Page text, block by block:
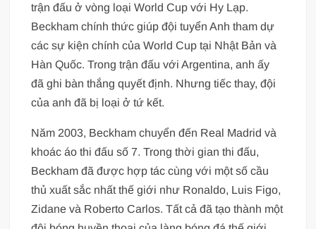
trận đấu ở vòng loại World Cup với Hy Lạp.
Beckham chính thức giúp đội tuyển Anh tham dự
các sự kiện chính của World Cup tại Nhật Bản và
Hàn Quốc. Trong trận đấu với Argentina, anh ấy
đã ghi bàn thắng quyết định. Nhưng tiếc thay, đội
của anh đã bị loại ở tứ kết.
Năm 2003, Beckham chuyển đến Real Madrid và
khoác áo thi đấu số 7. Trong thời gian thi đấu,
Beckham đã được hợp tác cùng với một số cầu
thủ xuất sắc nhất thế giới như Ronaldo, Luis Figo,
Zidane và Roberto Carlos. Tất cả đã tạo thành một